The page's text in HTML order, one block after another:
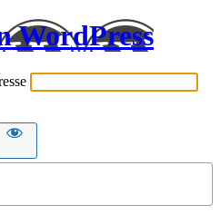
WordPress